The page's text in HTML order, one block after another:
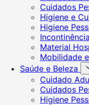
Cuidados
Higiene e
Higiene
Material
Mobilidade
Saúde e Beleza
Cuidado
Cuidados
Higiene